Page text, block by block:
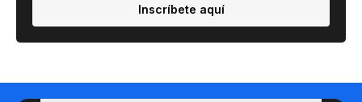
Inscríbete aquí